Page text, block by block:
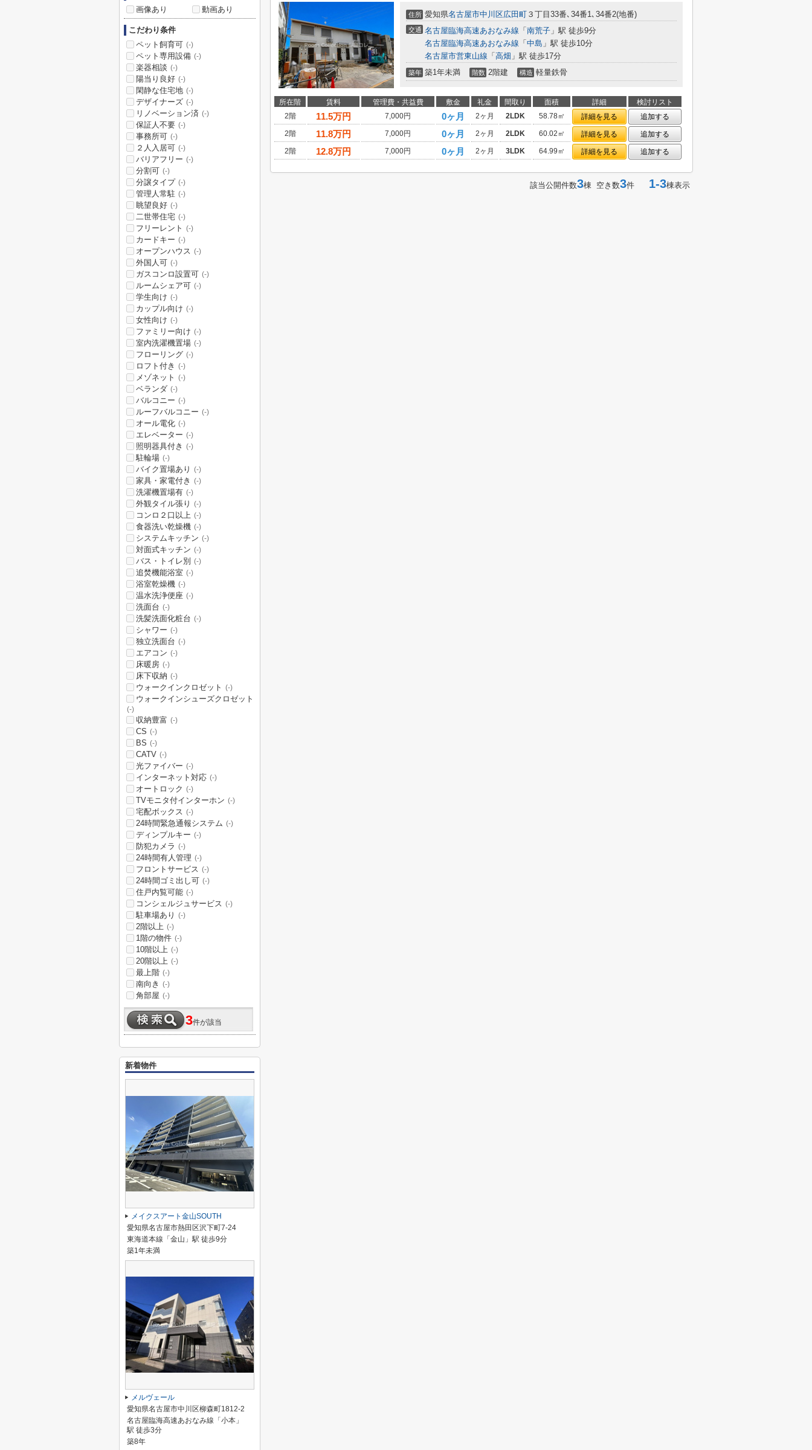
住所 愛知県名古屋市中川区広田町 ３丁目33番､34番1､34番2(地番)
交通 名古屋臨海高速あおなみ線 「 南荒子 」駅 徒歩9分
名古屋臨海高速あおなみ線 「 中島 」駅 徒歩10分
名古屋市営東山線 「 高畑 」駅 徒歩17分
築年 築1年未満 階数 2階建 構造 軽量鉄骨
所在階 賃料 管理費・共益費 敷金 礼金 間取り 面積 詳細
検討リスト
2階
11.5万円 7,000円 0ヶ月 2ヶ月 2LDK 58.78㎡ 詳細を見る
追加する
2階
11.8万円 7,000円 0ヶ月 2ヶ月 2LDK 60.02㎡ 詳細を見る
追加する
2階
12.8万円 7,000円 0ヶ月 2ヶ月 3LDK 64.99㎡ 詳細を見る 追加する
該当公開件数3棟 空き数3件 1-3棟表示
画像あり
動画あり
こだわり条件
ペット飼育可 (-)
ペット専用設備 (-)
楽器相談 (-)
陽当り良好 (-)
閑静な住宅地 (-)
デザイナーズ (-)
リノベーション済 (-)
保証人不要 (-)
事務所可 (-)
２人入居可 (-)
バリアフリー (-)
分割可 (-)
分譲タイプ (-)
管理人常駐 (-)
眺望良好 (-)
二世帯住宅 (-)
フリーレント (-)
カードキー (-)
オープンハウス (-)
外国人可 (-)
ガスコンロ設置可 (-)
ルームシェア可 (-)
学生向け (-)
カップル向け (-)
女性向け (-)
ファミリー向け (-)
室内洗濯機置場 (-)
フローリング (-)
ロフト付き (-)
メゾネット (-)
ベランダ (-)
バルコニー (-)
ルーフバルコニー (-)
オール電化 (-)
エレベーター (-)
照明器具付き (-)
駐輪場 (-)
バイク置場あり (-)
家具・家電付き (-)
洗濯機置場有 (-)
外観タイル張り (-)
コンロ２口以上 (-)
食器洗い乾燥機 (-)
システムキッチン (-)
対面式キッチン (-)
バス・トイレ別 (-)
追焚機能浴室 (-)
浴室乾燥機 (-)
温水洗浄便座 (-)
洗面台 (-)
洗髪洗面化粧台 (-)
シャワー (-)
独立洗面台 (-)
エアコン (-)
床暖房 (-)
床下収納 (-)
ウォークインクロゼット (-)
ウォークインシューズクロゼット
(-)
収納豊富 (-)
CS (-)
BS (-)
CATV (-)
光ファイバー (-)
インターネット対応 (-)
オートロック (-)
TVモニタ付インターホン (-)
宅配ボックス (-)
24時間緊急通報システム (-)
ディンプルキー (-)
防犯カメラ (-)
24時間有人管理 (-)
フロントサービス (-)
24時間ゴミ出し可 (-)
住戸内覧可能 (-)
コンシェルジュサービス (-)
駐車場あり (-)
2階以上 (-)
1階の物件 (-)
10階以上 (-)
20階以上 (-)
最上階 (-)
南向き (-)
角部屋 (-)
3件が該当
新着物件
メイクスアート金山SOUTH
愛知県名古屋市熱田区沢下町7-24
東海道本線「金山」駅 徒歩9分
築1年未満
メルヴェール
愛知県名古屋市中川区柳森町1812-2
名古屋臨海高速あおなみ線「小本」
駅 徒歩3分
築8年